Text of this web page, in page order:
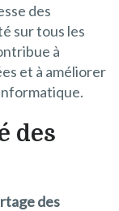
des
sur tous les
à
et à améliorer
des
des